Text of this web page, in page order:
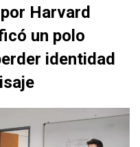
Harvard
un polo
identidad